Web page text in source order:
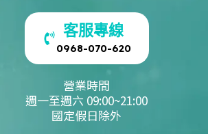
客服專線
0968-070-620
營業時間
週一至週六 09:00~21:00
國定假日除外